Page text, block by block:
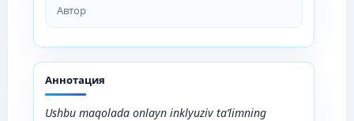
Автор
Аннотация
Ushbu maqolada onlayn inklyuziv ta’limning